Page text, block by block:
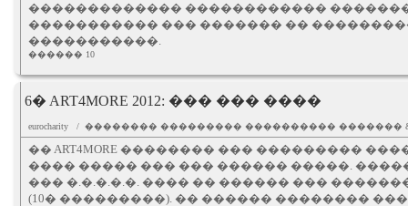
������������� ������������
����������� ��� ������� ��
�����������.
������ 10
6� ART4MORE 2012: ��� ��� ����
eurocharity / �������� ��������� ����������
�� ART4MORE �������� ��� ���������
���� ����� ��� ��� ������ �����.
��� �.�.�.�.�. ���� �� ������ ���
(10� ���������). �� ������ ��������